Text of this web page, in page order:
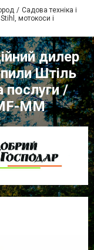
Садова техніка і
мотокоси і
дилер
Штіль
послуги /
MM